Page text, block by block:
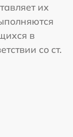
их
в
со ст.